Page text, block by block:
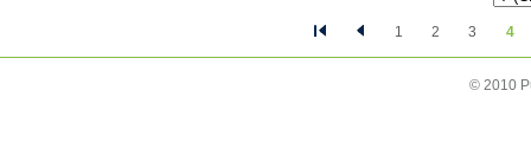
1 2 3 4
© 2010